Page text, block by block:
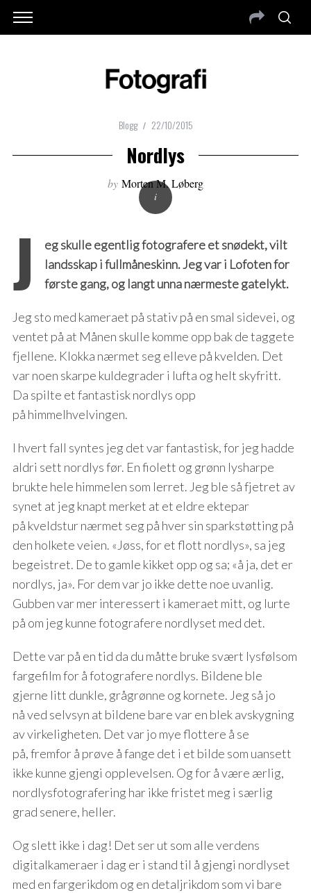
Blogg 22/10/2015
Nordlys
by Morten M. Løberg
J
eg skulle egentlig fotografere et snødekt, vilt
landsskap i fullmåneskinn. Jeg var i Lofoten for
første gang, og langt unna nærmeste gatelykt.
Jeg sto med kameraet på stativ på en smal sidevei, og
ventet på at Månen skulle komme opp bak de taggete
fjellene. Klokka nærmet seg elleve på kvelden. Det
var noen skarpe kuldegrader i lufta og helt skyfritt.
Da spilte et fantastisk nordlys opp
på himmelhvelvingen.
I hvert fall syntes jeg det var fantastisk, for jeg hadde
aldri sett nordlys før. En fiolett og grønn lysharpe
brukte hele himmelen som lerret. Jeg ble så fjetret av
synet at jeg knapt merket at et eldre ektepar
på kveldstur nærmet seg på hver sin sparkstøtting på
den holkete veien. «Jøss, for et flott nordlys», sa jeg
begeistret. De to gamle kikket opp og sa; «å ja, det er
nordlys, ja». For dem var jo ikke dette noe uvanlig.
Gubben var mer interessert i kameraet mitt, og lurte
på om jeg kunne fotografere nordlyset med det.
Dette var på en tid da du måtte bruke svært lysfølsom
fargefilm for å fotografere nordlys. Bildene ble
gjerne litt dunkle, grågrønne og kornete. Jeg så jo
nå ved selvsyn at bildene bare var en blek avskygning
av virkeligheten. Det var jo mye flottere å se
på, fremfor å prøve å fange det i et bilde som uansett
ikke kunne gjengi opplevelsen. Og for å være ærlig,
nordlysfotografering har ikke fristet meg i særlig
grad senere, heller.
Og slett ikke i dag! Det ser ut som alle verdens
digitalkameraer i dag er i stand til å gjengi nordlyset
med en fargerikdom og en detaljrikdom som vi bare